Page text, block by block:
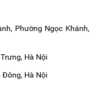
Phường Ngọc Khánh,
Hà Nội
Đông, Hà Nội